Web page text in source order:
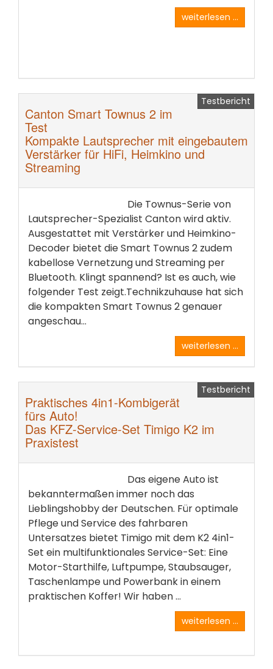
weiterlesen ...
Testbericht
Canton Smart Townus 2 im
Test
Kompakte Lautsprecher mit eingebautem
Verstärker für HiFi, Heimkino und
Streaming
Die Townus-Serie von
Lautsprecher-Spezialist Canton wird aktiv.
Ausgestattet mit Verstärker und Heimkino-
Decoder bietet die Smart Townus 2 zudem
kabellose Vernetzung und Streaming per
Bluetooth. Klingt spannend? Ist es auch, wie
folgender Test zeigt.Technikzuhause hat sich
die kompakten Smart Townus 2 genauer
angeschau...
weiterlesen ...
Testbericht
Praktisches 4in1-Kombigerät
fürs Auto!
Das KFZ-Service-Set Timigo K2 im
Praxistest
Das eigene Auto ist
bekanntermaßen immer noch das
Lieblingshobby der Deutschen. Für optimale
Pflege und Service des fahrbaren
Untersatzes bietet Timigo mit dem K2 4in1-
Set ein multifunktionales Service-Set: Eine
Motor-Starthilfe, Luftpumpe, Staubsauger,
Taschenlampe und Powerbank in einem
praktischen Koffer! Wir haben ...
weiterlesen ...